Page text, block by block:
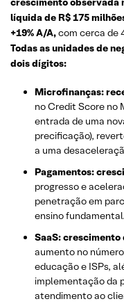
líquida de R$ 175
+19% A/A,com cerca de
Todas as unidades de
dois dígitos:
Microfinanças:
no Credit Score no
entrada de uma
precificação),
a uma
Pagamentos:
progresso e
penetração em
ensino fundamental.
SaaS: crescimento
aumento no
educação e ISPs,
implementação da
atendimento ao